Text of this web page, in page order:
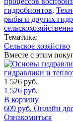
гидробионтов,
рыбы и других
Тематика:
Сельское хозяйство
Вместе с этим
гидравлики и
1 526 руб.
1 526 руб.
В корзину
609 руб. Онлайн
Ознакомиться